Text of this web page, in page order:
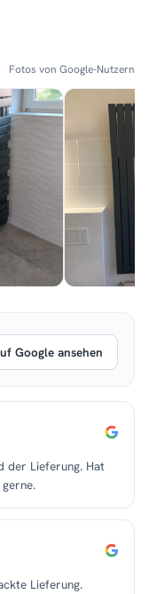
Fotos von Google-Nutzern
Google ansehen
der Lieferung. Hat
Lieferung.